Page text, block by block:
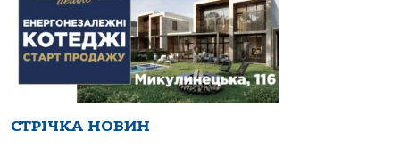
СТРІЧКА НОВИН